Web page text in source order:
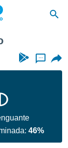
...
46%